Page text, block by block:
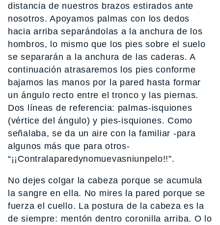
distancia de nuestros brazos estirados ante
nosotros. Apoyamos palmas con los dedos
hacia arriba separándolas a la anchura de los
hombros, lo mismo que los pies sobre el suelo
se separarán a la anchura de las caderas. A
continuación atrasaremos los pies conforme
bajamos las manos por la pared hasta formar
un ángulo recto entre el tronco y las piernas.
Dos líneas de referencia: palmas-isquiones
(vértice del ángulo) y pies-isquiones. Como
señalaba, se da un aire con la familiar -para
algunos más que para otros-
“¡¡Contralaparedynomuevasniunpelo!!”.
No dejes colgar la cabeza porque se acumula
la sangre en ella. No mires la pared porque se
fuerza el cuello. La postura de la cabeza es la
de siempre: mentón dentro coronilla arriba. O lo